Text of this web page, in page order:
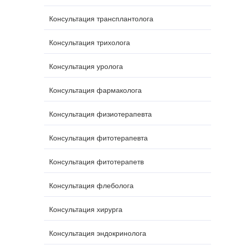
Консультация трансплантолога
Консультация трихолога
Консультация уролога
Консультация фармаколога
Консультация физиотерапевта
Консультация фитотерапевта
Консультация фитотерапетв
Консультация флеболога
Консультация хирурга
Консультация эндокринолога